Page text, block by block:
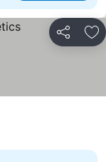
分享 加